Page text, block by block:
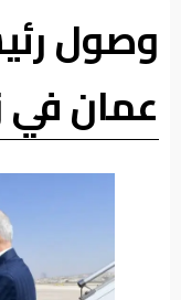
فرشة
الأسواق
رأي
وموقف
وصول
عمان في